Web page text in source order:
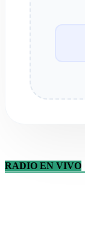
RADIO EN VIVO